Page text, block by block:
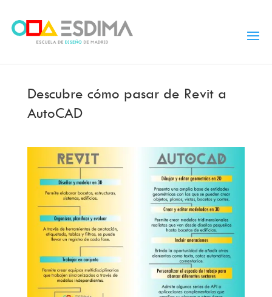
Descubre cómo pasar de Revit a
AutoCAD